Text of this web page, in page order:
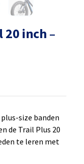
inch –
size banden
de Trail Plus 20
te leren met